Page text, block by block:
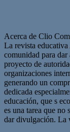
Acerca de Clio
La revista
comunidad para
proyecto de
organizaciones
generando un
dedicada
educación, que s
es una tarea que no
dar divulgación. La